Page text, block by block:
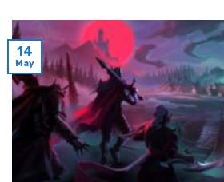
14
May